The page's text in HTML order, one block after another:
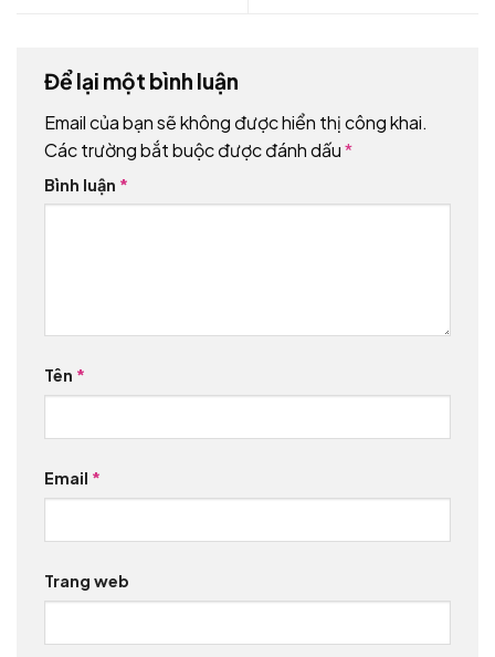
Để lại một bình luận
Email của bạn sẽ không được hiển thị công khai.
Các trường bắt buộc được đánh dấu*
Bình luận *
Tên *
Email *
Trang web